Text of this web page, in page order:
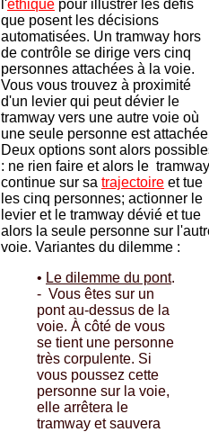
l'éthique pour illustrer les défis
que posent les décisions
automatisées. Un tramway hors
de contrôle se dirige vers cinq
personnes attachées à la voie.
Vous vous trouvez à proximité
d'un levier qui peut dévier le
tramway vers une autre voie où
une seule personne est
Deux options sont alors
: ne rien faire et alors le tramway
continue sur sa trajectoire et tue
les cinq personnes; actionner le
levier et le tramway dévié et tue
alors la seule personne sur
voie. Variantes du dilemme :
• Le dilemme du pont.
- Vous êtes sur un
pont au-dessus de la
voie. À côté de vous
se tient une personne
très corpulente. Si
vous poussez cette
personne sur la voie,
elle arrêtera le
tramway et sauvera